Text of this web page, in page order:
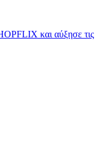
και αύξησε τις